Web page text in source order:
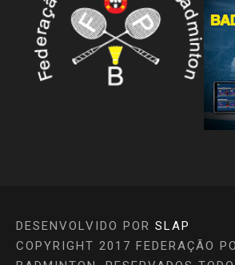
DESENVOLVIDO POR SLAP
COPYRIGHT 2017 FEDERAÇÃO